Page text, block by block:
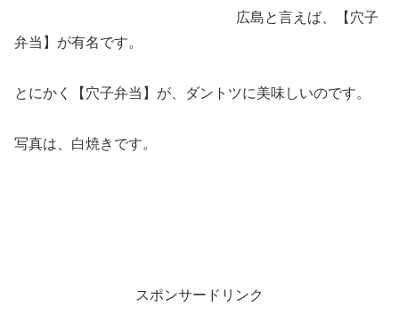
広島と言えば、【穴子
弁当】が有名です。
とにかく【穴子弁当】が、ダントツに美味しいのです。
写真は、白焼きです。
スポンサードリンク